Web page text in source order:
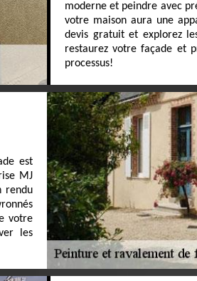
moderne et peindre avec
votre maison aura une
devis gratuit et explorez
restaurez votre façade et
processus!
est
MJ
rendu
votre
les